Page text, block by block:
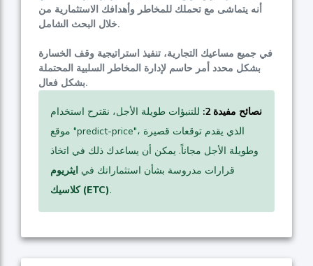
أنه يتماشى مع تحملك للمخاطر وأهدافك الاستثمارية من
خلال البحث الشامل.
في جميع مساعيك التجارية، تنفيذ استراتيجية وقف الخسارة
بشكل محدد أمر حاسم لإدارة المخاطر السلبية المحتملة
بشكل فعال.
نصائح مفيدة 2:
للتنبؤات طويلة الأجل، نقترح استخدام
موقع "predict-price"، الذي يقدم توقعات قصيرة
وطويلة الأجل مجاناً. يمكن أن يساعدك ذلك في اتخاذ
قرارات مدروسة بشأن استثماراتك في ايثريوم
كلاسيك (ETC).